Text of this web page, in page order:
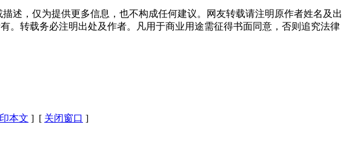
，仅为提供更多信息，也不构成任何建议。网友转载请注明原作者姓名及出
。转载务必注明出处及作者。凡用于商业用途需征得书面同意，否则追究法律
本文 ] [ 关闭窗口 ]